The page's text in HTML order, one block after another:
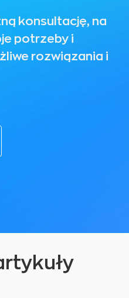
konsultację, na
potrzeby i
rozwiązania i